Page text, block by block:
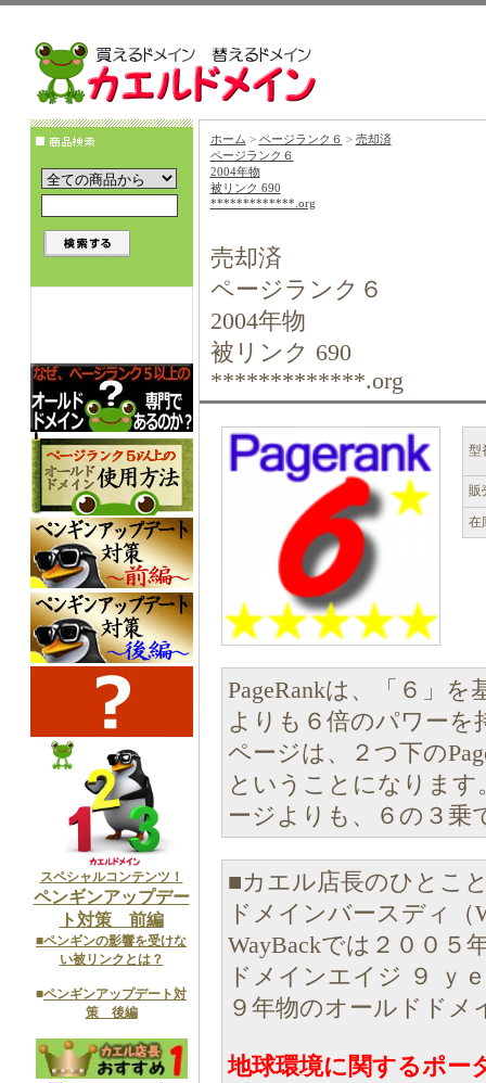
スペシャルコンテンツ！
ペンギンアップデー
ト対策 前編
■ペンギンの影響を受けな
い被リンクとは？
■ペンギンアップデート対
策 後編
ホーム > ページランク６ > 売却済
ページランク６
2004年物
被リンク 690
*************.org
売却済
ページランク６
2004年物
被リンク 690
*************.org
型
販
在
PageRankは、「６」
よりも６倍のパワーを
ページは、２つ下の
ということになります
ージよりも、６の３乗
■カエル店長のひとこ
ドメインバースディ（
WayBackでは２００５
ドメインエイジ ９ ｙ
９年物のオールドドメ
地球環境に関するポー